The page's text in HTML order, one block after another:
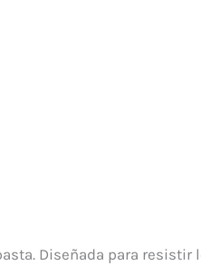
Diseñada para resistir